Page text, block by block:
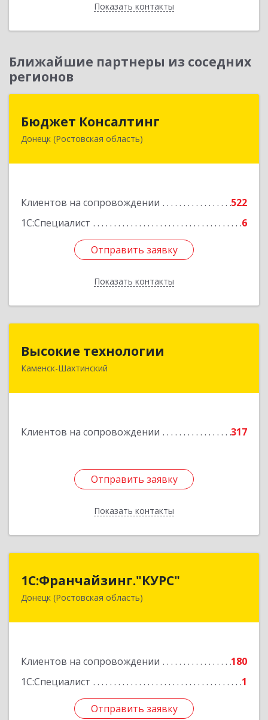
Показать контакты
Назад
Ближайшие партнеры из соседних
регионов
Бюджет Консалтинг
Донецк (Ростовская область)
Клиентов на сопровождении
522
1С:Специалист
6
Отправить заявку
Показать контакты
346338, Ростовская обл, г.о. Город Донецк,
Отправить заявку
Назад
Высокие технологии
Каменск-Шахтинский
Клиентов на сопровождении 317
Отправить заявку
Показать контакты
347810, Ростовская обл, Каменск-Шахтинский г,
Подробнее
Отправить заявку
Назад
1С:Франчайзинг."КУРС"
Донецк (Ростовская область)
Клиентов на сопровождении
180
1С:Специалист
1
Отправить заявку
1С:Франчайзинг."КУРС"
346330, Ростовская обл, Донецк г, Благодатный
Отправить заявку